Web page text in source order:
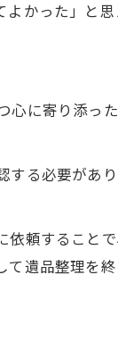
かった」と思
に寄り添っ
る必要があ
頼すること
遺品整理を終